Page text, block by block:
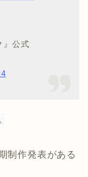
』公式
。
制作発表がある